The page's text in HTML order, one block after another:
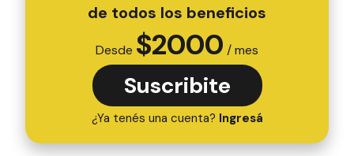
de todos los beneficios
Desde $2000 / mes
Suscribite
¿Ya tenés una cuenta? Ingresá